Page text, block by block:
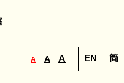
A A A EN 简